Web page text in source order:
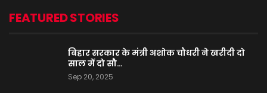
FEATURED STORIES
बिहार सरकार के मंत्री अशोक चौधरी ने खरीदी दो
साल में दो सौ…
Sep 20, 2025